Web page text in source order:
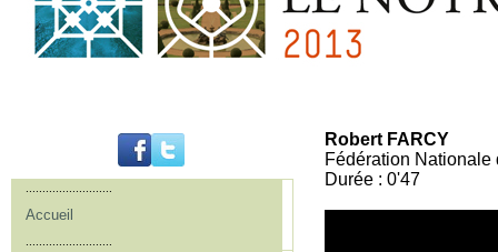
Accueil
Robert FARCY
Fédération
Durée : 0'47